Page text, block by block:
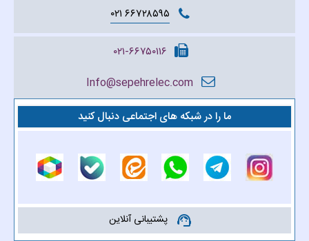
۶۶۷۲۸۵۹۵ ۰۲۱
۰۲۱-۶۶۷۵۰۱۱۶
Info@sepehrelec.com
ما را در شبکه های اجتماعی دنبال کنید
support_agent پشتیبانی آنلاین